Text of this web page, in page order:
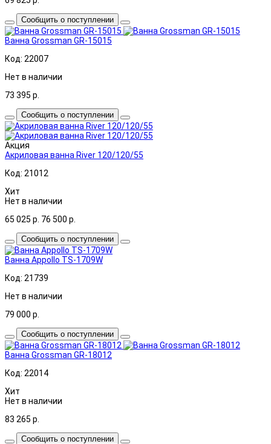
Сообщить о поступлении
Ванна Grossman GR-15015
Код: 22007
Нет в наличии
73 395 р.
Сообщить о поступлении
Акция
Акриловая ванна River 120/120/55
Код: 21012
Хит
Нет в наличии
65 025 р. 76 500 р.
Сообщить о поступлении
Ванна Appollo TS-1709W
Код: 21739
Нет в наличии
79 000 р.
Сообщить о поступлении
Ванна Grossman GR-18012
Код: 22014
Хит
Нет в наличии
83 265 р.
Сообщить о поступлении